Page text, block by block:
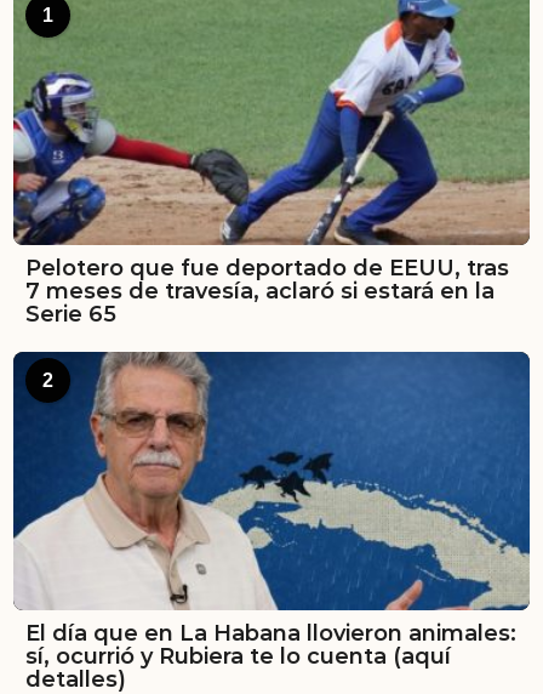
1
Pelotero que fue deportado de EEUU, tras
7 meses de travesía, aclaró si estará en la
Serie 65
2
El día que en La Habana llovieron animales:
sí, ocurrió y Rubiera te lo cuenta (aquí
detalles)